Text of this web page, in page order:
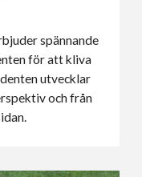
spännande
för att kliva
utvecklar
och från